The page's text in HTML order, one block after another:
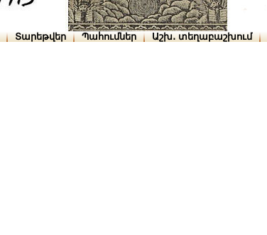
Տարեթվեր Պահումներ Աշխ․ տեղաբաշխում